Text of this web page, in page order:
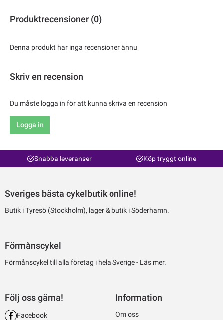
Produktrecensioner (0)
Denna produkt har inga recensioner ännu
Skriv en recension
Du måste logga in för att kunna skriva en recension
Logga in
Snabba leveranser Köp tryggt online
Sveriges bästa cykelbutik online!
Butik i Tyresö (Stockholm), lager & butik i Söderhamn.
Förmånscykel
Förmånscykel till alla företag i hela Sverige - Läs mer.
Följ oss gärna!
Facebook
Information
Om oss